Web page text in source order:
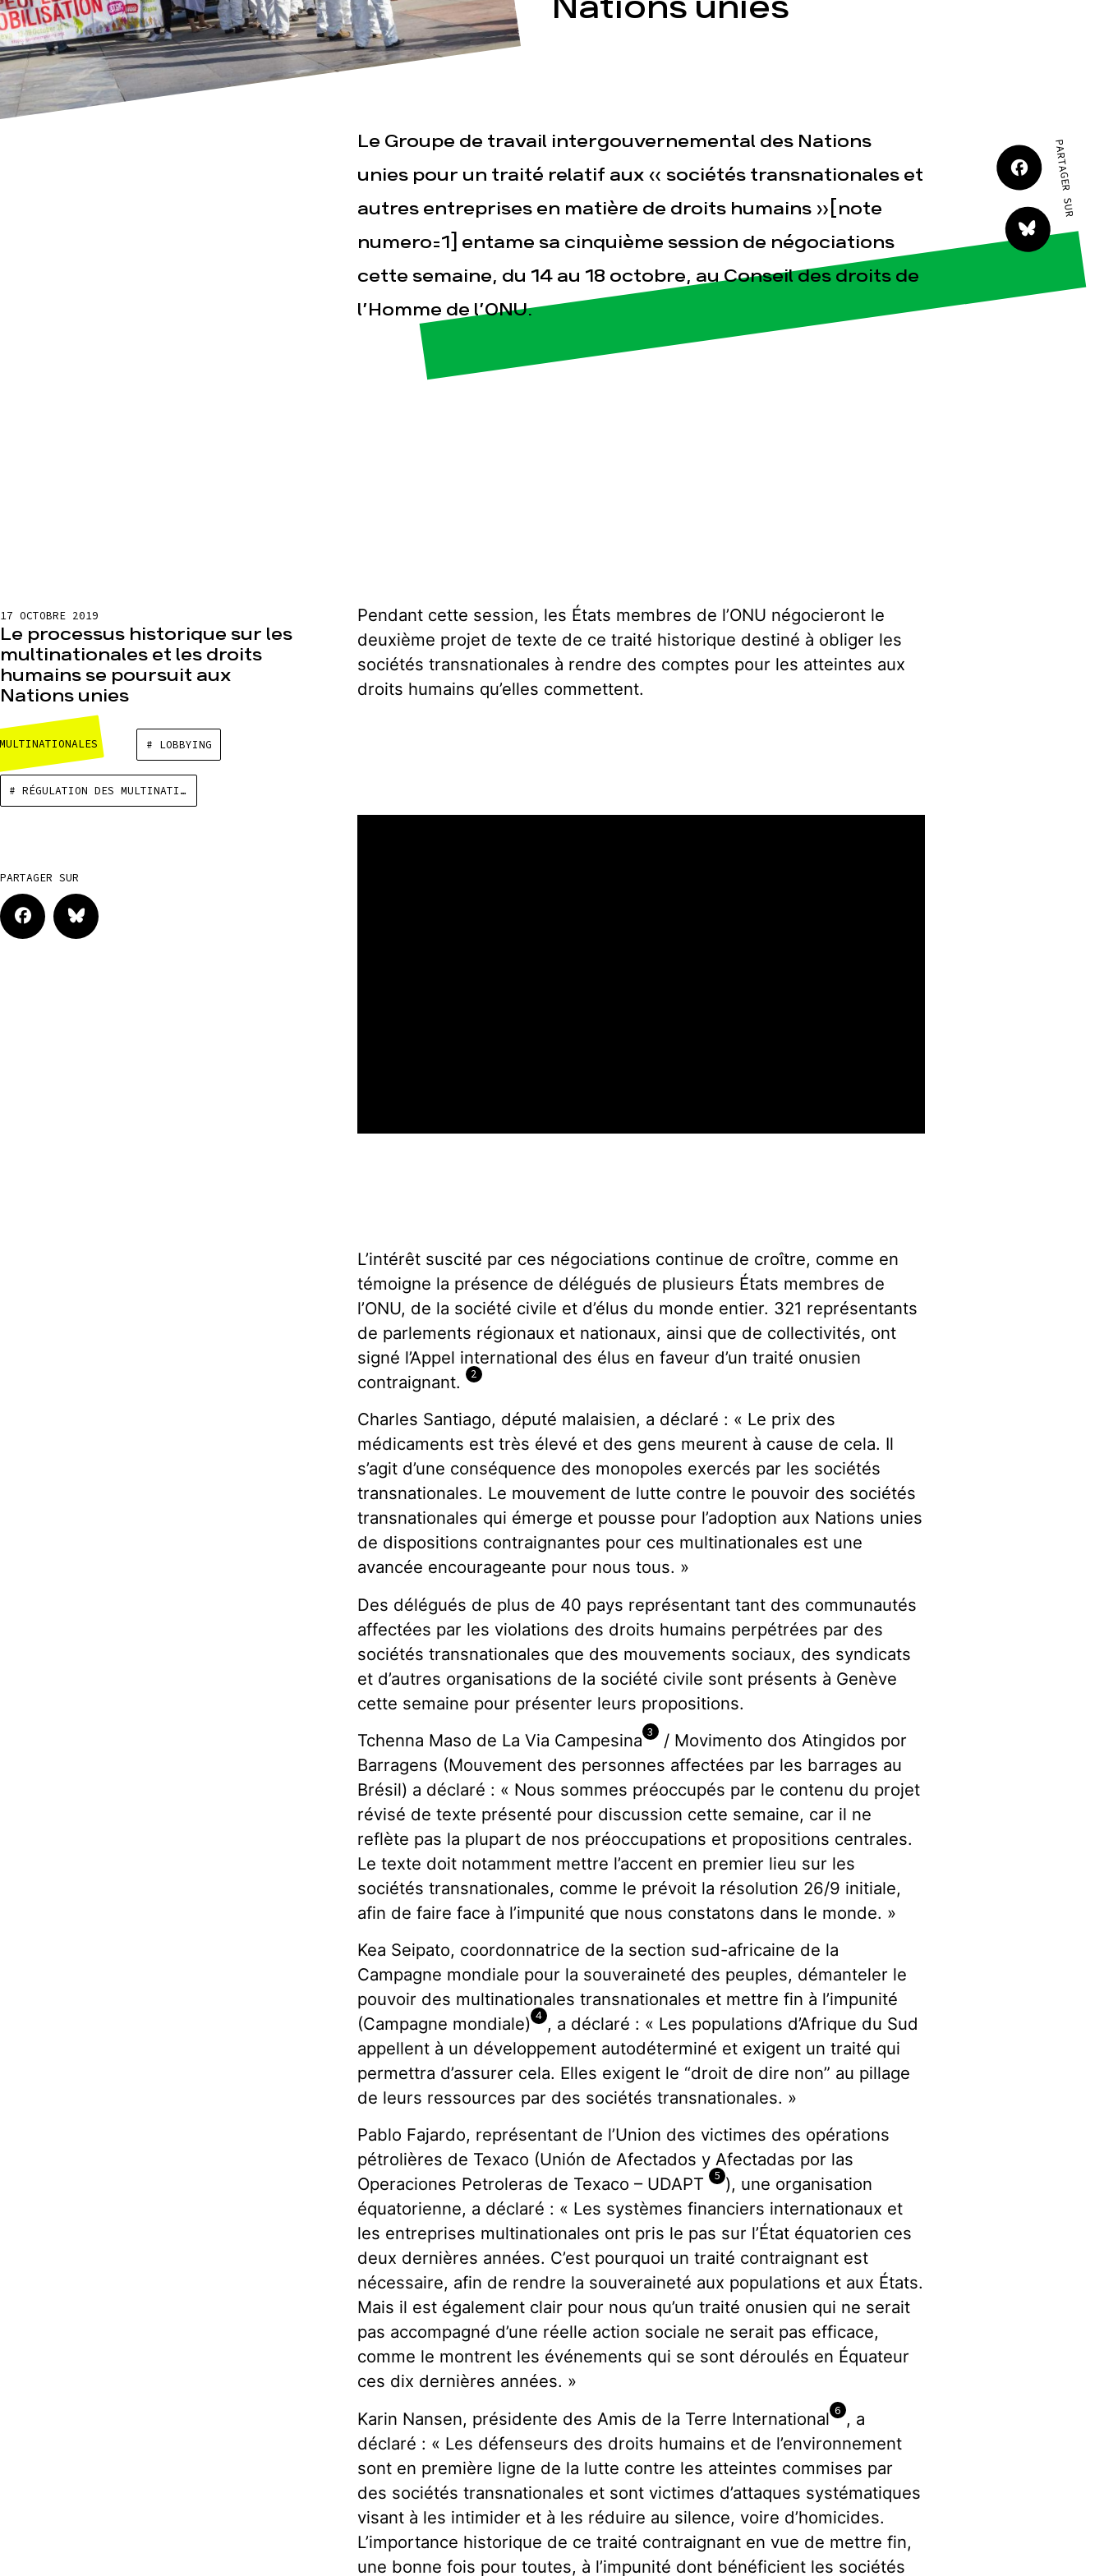
Espace presse Publications Contact
Nations unies
Le Groupe de travail intergouvernemental des Nations
unies pour un traité relatif aux « sociétés transnationales et
autres entreprises en matière de droits humains »[note
numero=1] entame sa cinquième session de négociations
cette semaine, du 14 au 18 octobre, au Conseil des droits de
l’Homme de l’ONU.
PARTAGER SUR
17 OCTOBRE 2019
Le processus historique sur les
multinationales et les droits
humains se poursuit aux
Nations unies
# LOBBYING
# RÉGULATION DES MULTINATIONALES
PARTAGER SUR
Pendant cette session, les États membres de l’ONU négocieront le
deuxième projet de texte de ce traité historique destiné à obliger les
sociétés transnationales à rendre des comptes pour les atteintes aux
droits humains qu’elles commettent.
L’intérêt suscité par ces négociations continue de croître, comme en
témoigne la présence de délégués de plusieurs États membres de
l’ONU, de la société civile et d’élus du monde entier. 321 représentants
de parlements régionaux et nationaux, ainsi que de collectivités, ont
signé l’Appel international des élus en faveur d’un traité onusien
contraignant. 2
Charles Santiago, député malaisien, a déclaré : « Le prix des
médicaments est très élevé et des gens meurent à cause de cela. Il
s’agit d’une conséquence des monopoles exercés par les sociétés
transnationales. Le mouvement de lutte contre le pouvoir des sociétés
transnationales qui émerge et pousse pour l’adoption aux Nations unies
de dispositions contraignantes pour ces multinationales est une
avancée encourageante pour nous tous. »
Des délégués de plus de 40 pays représentant tant des communautés
affectées par les violations des droits humains perpétrées par des
sociétés transnationales que des mouvements sociaux, des syndicats
et d’autres organisations de la société civile sont présents à Genève
cette semaine pour présenter leurs propositions.
Tchenna Maso de La Via Campesina 3
/ Movimento dos Atingidos por
Barragens (Mouvement des personnes affectées par les barrages au
Brésil) a déclaré : « Nous sommes préoccupés par le contenu du projet
révisé de texte présenté pour discussion cette semaine, car il ne
reflète pas la plupart de nos préoccupations et propositions centrales.
Le texte doit notamment mettre l’accent en premier lieu sur les
sociétés transnationales, comme le prévoit la résolution 26/9 initiale,
afin de faire face à l’impunité que nous constatons dans le monde. »
Kea Seipato, coordonnatrice de la section sud-africaine de la
Campagne mondiale pour la souveraineté des peuples, démanteler le
pouvoir des multinationales transnationales et mettre fin à l’impunité
(Campagne mondiale) 4 , a déclaré : « Les populations d’Afrique du Sud
appellent à un développement autodéterminé et exigent un traité qui
permettra d’assurer cela. Elles exigent le “droit de dire non” au pillage
de leurs ressources par des sociétés transnationales. »
Pablo Fajardo, représentant de l’Union des victimes des opérations
pétrolières de Texaco (Unión de Afectados y Afectadas por las
Operaciones Petroleras de Texaco – UDAPT 5 ), une organisation
équatorienne, a déclaré : « Les systèmes financiers internationaux et
les entreprises multinationales ont pris le pas sur l’État équatorien ces
deux dernières années. C’est pourquoi un traité contraignant est
nécessaire, afin de rendre la souveraineté aux populations et aux États.
Mais il est également clair pour nous qu’un traité onusien qui ne serait
pas accompagné d’une réelle action sociale ne serait pas efficace,
comme le montrent les événements qui se sont déroulés en Équateur
ces dix dernières années. »
Karin Nansen, présidente des Amis de la Terre International 6 , a
déclaré : « Les défenseurs des droits humains et de l’environnement
sont en première ligne de la lutte contre les atteintes commises par
des sociétés transnationales et sont victimes d’attaques systématiques
visant à les intimider et à les réduire au silence, voire d’homicides.
L’importance historique de ce traité contraignant en vue de mettre fin,
une bonne fois pour toutes, à l’impunité dont bénéficient les sociétés